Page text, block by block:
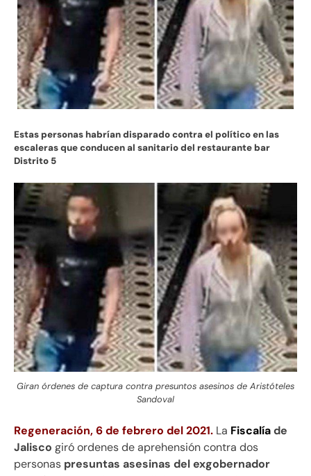
Estas personas habrían disparado contra el político en las
escaleras que conducen al sanitario del restaurante bar
Distrito 5
Giran órdenes de captura contra presuntos asesinos de Aristóteles
Sandoval
Regeneración, 6 de febrero del 2021. La Fiscalíade
Jalisco giró ordenes de aprehensión contra dos
personas presuntas asesinas del exgobernador